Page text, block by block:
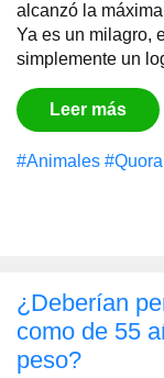
alcanzó la
Ya es un milagro,
simplemente un
Leer más
#Animales #Quora
¿Deberían
como de 55
peso?